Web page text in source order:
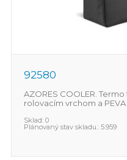
92580
AZORES COOLER.
rolovacím vrchom a PEVA
Sklad: 0
Plánovaný stav skladu.: 5.959